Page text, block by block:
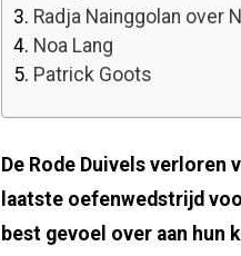
3. Radja Nainggolan over
4. Noa Lang
5. Patrick Goots
De Rode Duivels verloren
laatste oefenwedstrijd
best gevoel over aan hun